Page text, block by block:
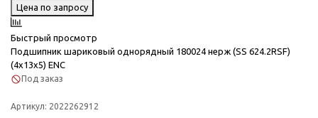
Цена по запросу
Быстрый просмотр
Подшипник шариковый однорядный 180024 нерж (SS 624.2RSF)
(4x13x5) ENC
Под заказ
Артикул: 2022262912